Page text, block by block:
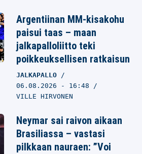
Argentiinan MM-kisakohu
paisui taas – maan
jalkapalloliitto teki
poikkeuksellisen ratkaisun
JALKAPALLO
06.08.2026 - 16:48
VILLE HIRVONEN
Neymar sai raivon aikaan
Brasiliassa – vastasi
pilkkaan nauraen: ”Voi